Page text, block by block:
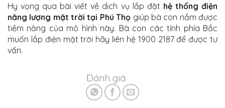
Hy vọng qua bài viết về dịch vụ lắp đặt hệ thống điện
năng lượng mặt trời tại Phú Thọ giúp bà con nắm được
tiềm năng của mô hình này. Bà con các tỉnh phía Bắc
muốn lắp điện mặt trời hãy liên hệ 1900 2187 để được tư
vấn.
Đánh giá